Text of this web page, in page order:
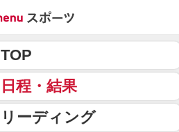
TOP
日程・結果
リーディング